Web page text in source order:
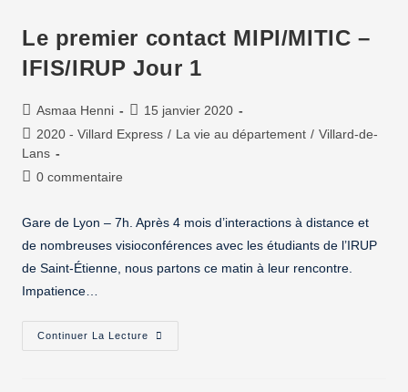
Le premier contact MIPI/MITIC –
IFIS/IRUP Jour 1
Asmaa Henni
15 janvier 2020
2020 - Villard Express / La vie au département / Villard-de-
Lans
0 commentaire
Gare de Lyon – 7h. Après 4 mois d’interactions à distance et
de nombreuses visioconférences avec les étudiants de l’IRUP
de Saint-Étienne, nous partons ce matin à leur rencontre.
Impatience…
Continuer La Lecture